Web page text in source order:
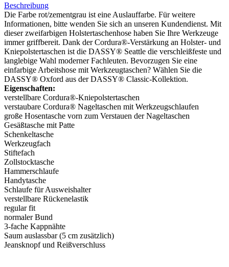
Beschreibung
Die Farbe rot/zementgrau ist eine Auslauffarbe. Für weitere
Informationen, bitte wenden Sie sich an unseren Kundendienst. Mit
dieser zweifarbigen Holstertaschenhose haben Sie Ihre Werkzeuge
immer griffbereit. Dank der Cordura®-Verstärkung an Holster- und
Kniepolstertaschen ist die DASSY® Seattle die verschleißfeste und
langlebige Wahl moderner Fachleuten. Bevorzugen Sie eine
einfarbige Arbeitshose mit Werkzeugtaschen? Wählen Sie die
DASSY® Oxford aus der DASSY® Classic-Kollektion.
Eigenschaften:
verstellbare Cordura®-Kniepolstertaschen
verstaubare Cordura® Nageltaschen mit Werkzeugschlaufen
große Hosentasche vorn zum Verstauen der Nageltaschen
Gesäßtasche mit Patte
Schenkeltasche
Werkzeugfach
Stiftefach
Zollstocktasche
Hammerschlaufe
Handytasche
Schlaufe für Ausweishalter
verstellbare Rückenelastik
regular fit
normaler Bund
3-fache Kappnähte
Saum auslassbar (5 cm zusätzlich)
Jeansknopf und Reißverschluss